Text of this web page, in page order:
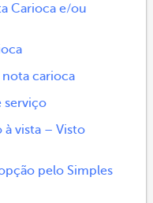
Carioca e/ou
carioca
serviço
à vista – Visto
pelo Simples